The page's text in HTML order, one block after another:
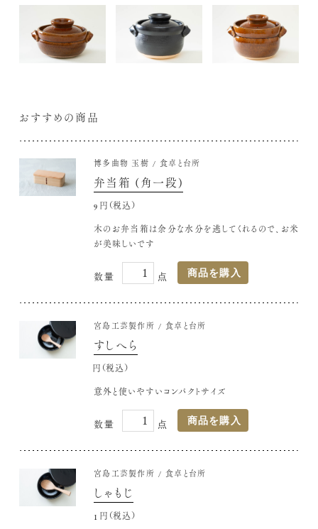
おすすめの商品
博多曲物 玉樹 食卓と台所
弁当箱 (角一段)
9,350円(税込)
木のお弁当箱は余分な水分を逃してくれるので、お米
が美味しいです
宮島工芸製作所 食卓と台所
すしへら
880円(税込)
意外と使いやすいコンパクトサイズ
宮島工芸製作所 食卓と台所
しゃもじ
1,320円(税込)